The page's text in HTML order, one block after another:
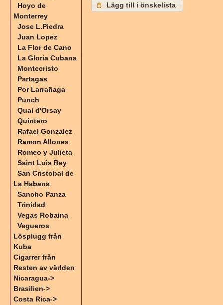
Lägg till i önskelista
Hoyo de
Monterrey
Jose L.Piedra
Juan Lopez
La Flor de Cano
La Gloria Cubana
Montecristo
Partagas
Por Larrañaga
Punch
Quai d'Orsay
Quintero
Rafael Gonzalez
Ramon Allones
Romeo y Julieta
Saint Luis Rey
San Cristobal de
La Habana
Sancho Panza
Trinidad
Vegas Robaina
Vegueros
Lösplugg från
Kuba
Cigarrer från
Resten av världen
Nicaragua->
Brasilien->
Costa Rica->